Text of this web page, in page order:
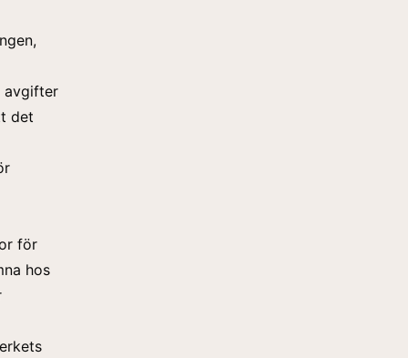
avgifter
det
för
hos